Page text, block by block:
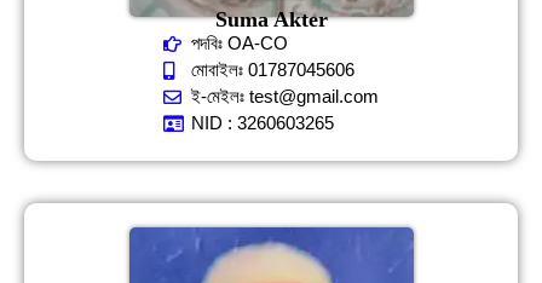
Suma Akter
পদবিঃ OA-CO
মোবাইলঃ 01787045606
ই-মেইলঃ test@gmail.com
NID : 3260603265